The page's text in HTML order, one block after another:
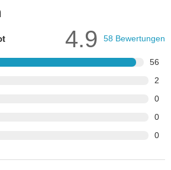
56
2
0
0
0
4.9 58 Bewertungen